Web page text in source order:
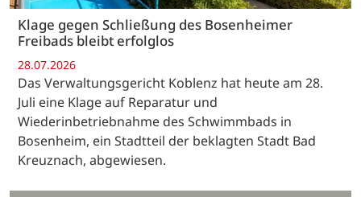
Klage gegen Schließung des Bosenheimer
Freibads bleibt erfolglos
28.07.2026
Das Verwaltungsgericht Koblenz hat heute am 28.
Juli eine Klage auf Reparatur und
Wiederinbetriebnahme des Schwimmbads in
Bosenheim, ein Stadtteil der beklagten Stadt Bad
Kreuznach, abgewiesen.